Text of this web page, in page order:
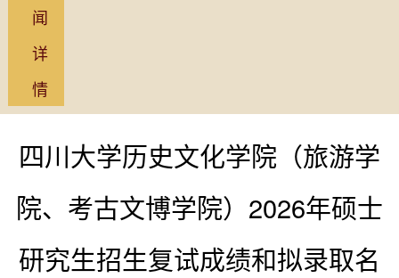
闻
详
情
四川大学历史文化学院（旅游学
院、考古文博学院）2026年硕士
研究生招生复试成绩和拟录取名